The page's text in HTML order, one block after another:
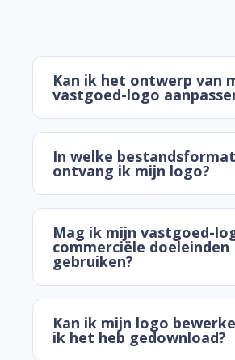
Kan ik het ontwerp van
vastgoed-logo
In welke
ontvang ik mijn logo?
Mag ik mijn vastgoed-
commerciële doeleinden
gebruiken?
Kan ik mijn logo
ik het heb gedownload?